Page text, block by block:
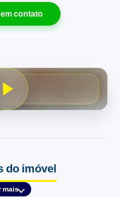
contato
do imóvel
mais